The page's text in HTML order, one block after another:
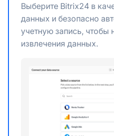
Выберите Bitrix24 в
данных и безопасно
учетную запись, чтобы
извлечения данных.